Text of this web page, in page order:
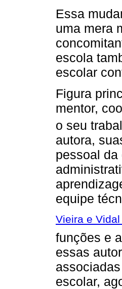
Essa
uma mera
escola
escolar
Figura
mentor,
o seu
autora,
pessoal da
equipe
Vieira e
funções e
essas
escolar,